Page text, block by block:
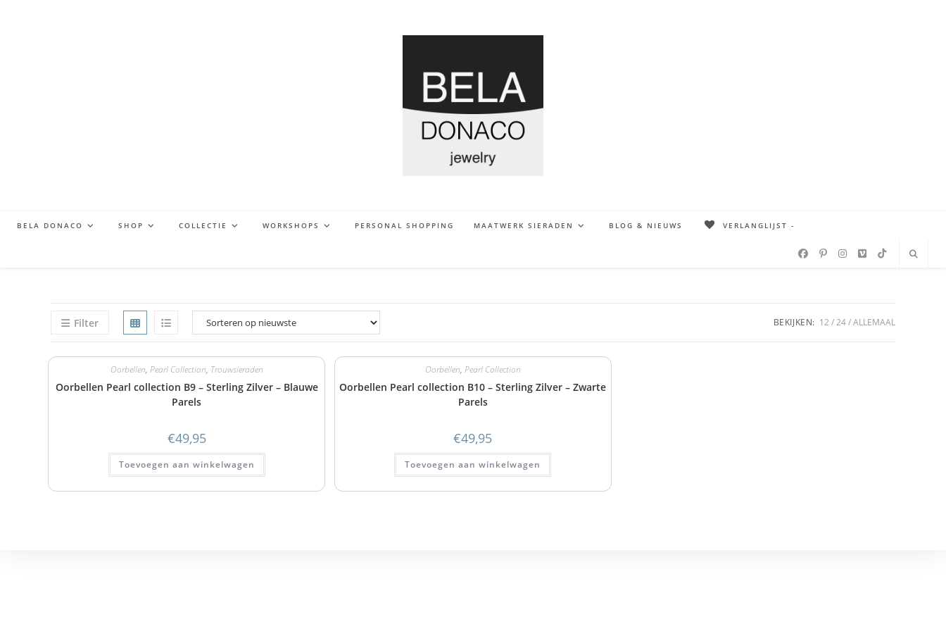
BELA DONACO SHOP COLLECTIE WORKSHOPS PERSONAL SHOPPING MAATWERK SIERADEN BLOG & NIEUWS VERLANGLIJST -
Filter BEKIJKEN: 12 24 ALLEMAAL
Oorbellen, Pearl Collection, Trouwsieraden
Oorbellen Pearl collection B9 – Sterling Zilver – Blauwe
Parels
€49,95
Toevoegen aan winkelwagen
Oorbellen, Pearl Collection
Oorbellen Pearl collection B10 – Sterling Zilver – Zwarte
Parels
€49,95
Toevoegen aan winkelwagen